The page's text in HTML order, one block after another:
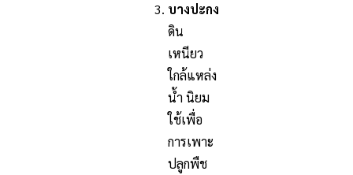
บางปะกง
ดิน
เหนียว
ใกล้แหล่ง
น้ำ นิยม
ใช้เพื่อ
การเพาะ
ปลูกพืช